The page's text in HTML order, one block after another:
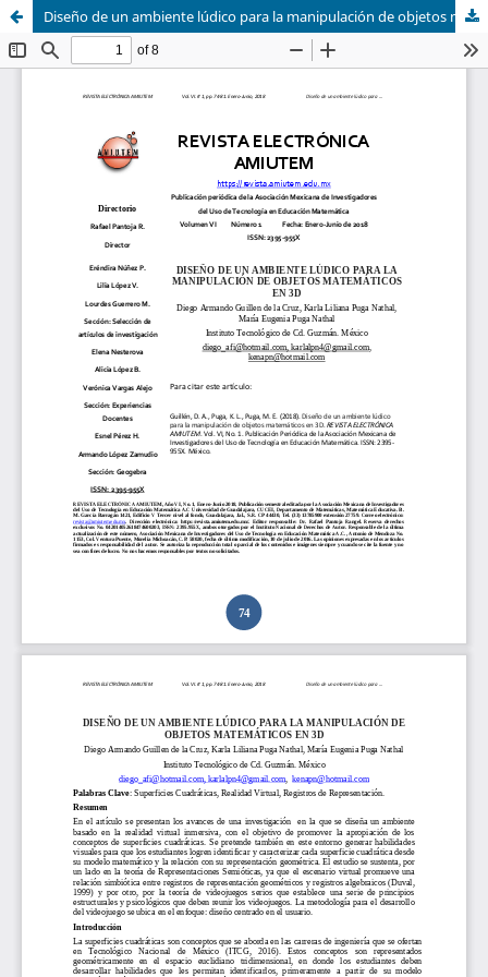
Diseño de un ambiente lúdico para la manipulación de objetos matemáticos en 3D